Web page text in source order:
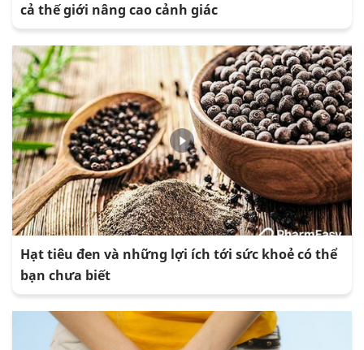
cả thế giới nâng cao cảnh giác
Hạt tiêu đen và những lợi ích tới sức khoẻ có thể
bạn chưa biết